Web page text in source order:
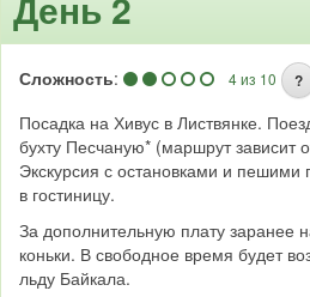
Сложность: 4 из 10 ?
Посадка на Хивус в Листвянке.
бухту Песчаную* (маршрут зависит
Экскурсия с остановками и
в гостиницу.
За дополнительную плату заранее
коньки. В свободное время будет
льду Байкала.